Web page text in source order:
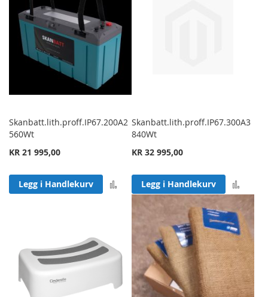
Skanbatt.lith.proff.IP67.200A2
560Wt
KR 21 995,00
Legg i Handlekurv Legg til sammenligning
Skanbatt.lith.proff.IP67.300A3
840Wt
KR 32 995,00
Legg i Handlekurv